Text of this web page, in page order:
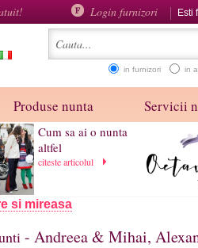
Login furnizori Esti
in furnizori in
Produse nunta Servicii
Cum sa ai o nunta
altfel
citeste articolul
si mireasa
- Andreea & Mihai,